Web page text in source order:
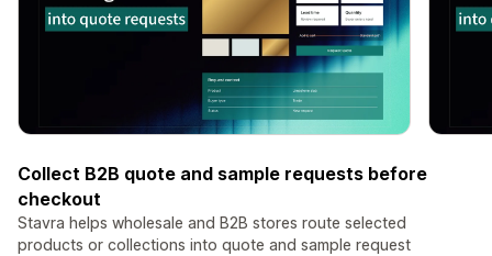
Collect B2B quote and sample requests before
checkout
Stavra helps wholesale and B2B stores route selected
products or collections into quote and sample request